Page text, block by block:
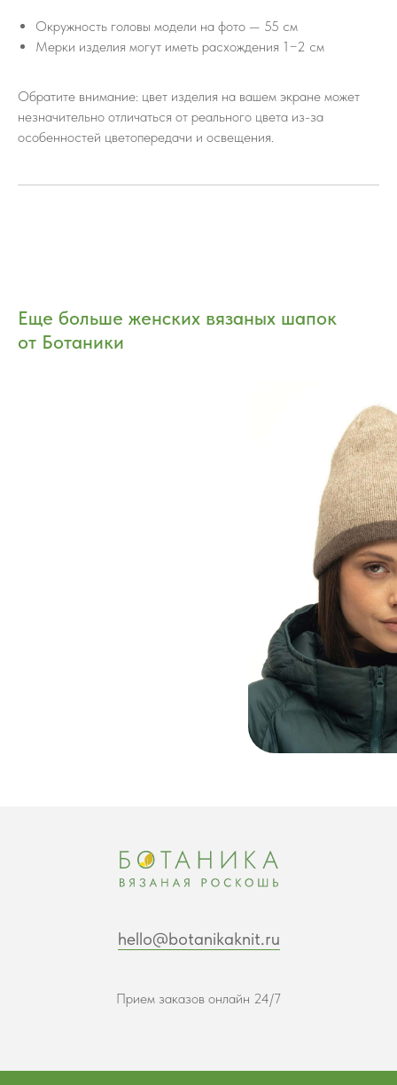
Окружность головы модели на фото — 55 см
Мерки изделия могут иметь расхождения 1−2 см
Обратите внимание: цвет изделия на вашем экране может
незначительно отличаться от реального цвета из-за
особенностей цветопередачи и освещения.
Еще больше женских вязаных шапок
от Ботаники
hello@botanikaknit.ru
Прием заказов онлайн 24/7